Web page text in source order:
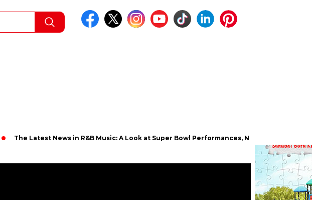
News in R&B Music: A Look at Super Bowl Performances, New Albums, Rising Stars,